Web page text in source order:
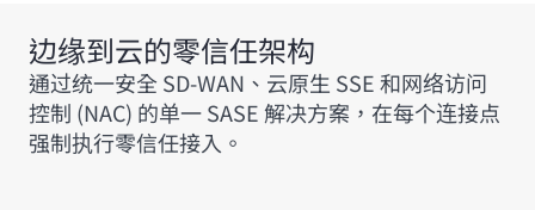
边缘到云的零信任架构
通过统一安全 SD-WAN 、云原生 SSE 和网络访问
控制 (NAC) 的单一 SASE 解决方案，在每个连接点
强制执行零信任接入。